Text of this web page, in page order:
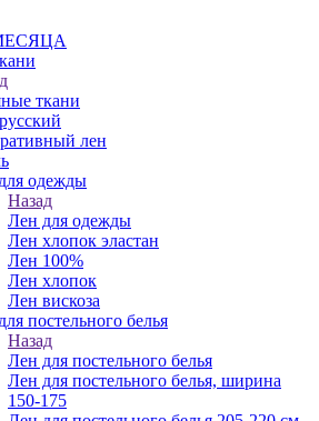
ткани
лен
одежды
Назад
Лен для одежды
Лен хлопок эластан
Лен 100%
Лен хлопок
Лен вискоза
постельного белья
Назад
Лен для постельного белья
Лен для постельного белья, ширина
150-175